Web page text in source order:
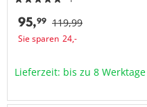
119,99
95,99
24,-
Sie sparen
Lieferzeit: bis zu 8 Werktage